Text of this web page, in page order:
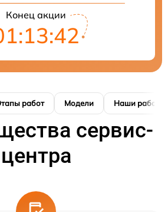
Конец акции
работ Модели Наши работы
сервис-
центра